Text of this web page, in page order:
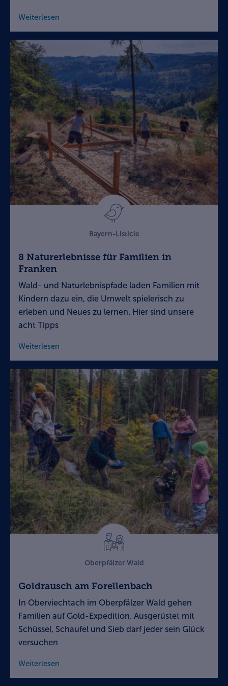
Weiterlesen
Bayern-Listicle
8 Naturerlebnisse für Familien in
Franken
Wald- und Naturlebnispfade laden Familien mit
Kindern dazu ein, die Umwelt spielerisch zu
erleben und Neues zu lernen. Hier sind unsere
acht Tipps
Weiterlesen
Oberpfälzer Wald
Goldrausch am Forellenbach
In Oberviechtach im Oberpfälzer Wald gehen
Familien auf Gold-Expedition. Ausgerüstet mit
Schüssel, Schaufel und Sieb darf jeder sein Glück
versuchen
Weiterlesen